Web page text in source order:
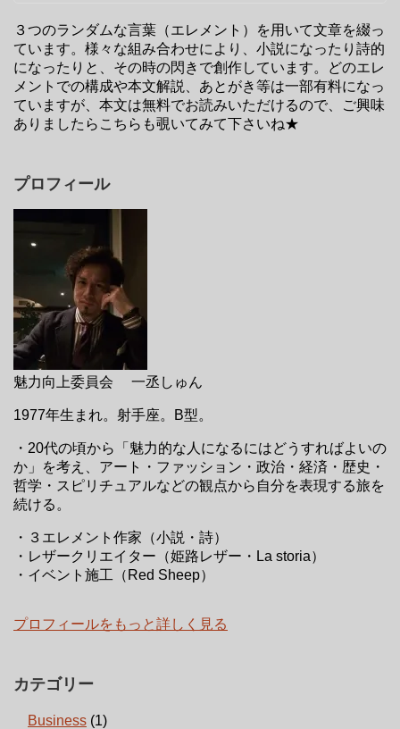
３つのランダムな言葉（エレメント）を用いて文章を綴っ
ています。様々な組み合わせにより、小説になったり詩的
になったりと、その時の閃きで創作しています。どのエレ
メントでの構成や本文解説、あとがき等は一部有料になっ
ていますが、本文は無料でお読みいただけるので、ご興味
ありましたらこちらも覗いてみて下さいね★
プロフィール
魅力向上委員会 一丞しゅん
1977年生まれ。射手座。B型。
・20代の頃から「魅力的な人になるにはどうすればよいの
か」を考え、アート・ファッション・政治・経済・歴史・
哲学・スピリチュアルなどの観点から自分を表現する旅を
続ける。
・３エレメント作家（小説・詩）
・レザークリエイター（姫路レザー・La storia）
・イベント施工（Red Sheep）
プロフィールをもっと詳しく見る
カテゴリー
Business (1)